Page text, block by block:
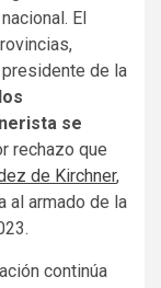
El
de la
se
rechazo que
de Kirchner,
al armado de la
continúa